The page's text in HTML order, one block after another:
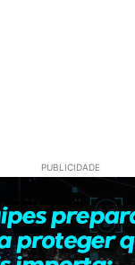
PUBLICIDADE